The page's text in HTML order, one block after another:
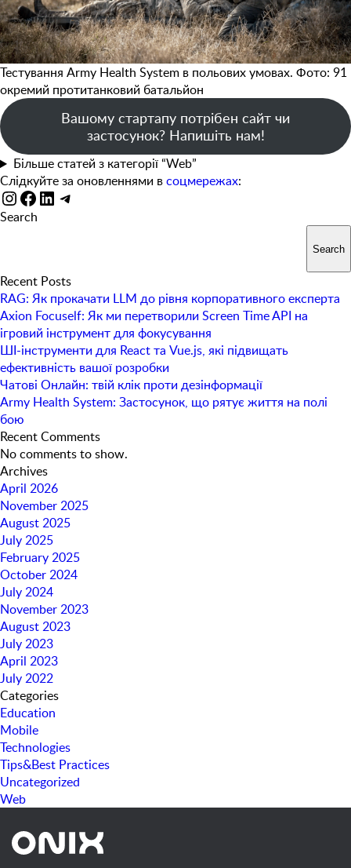
Тестування Army Health System в польових умовах. Фото: 91
окремий протитанковий батальйон
Вашому стартапу потрібен сайт чи
застосунок? Напишіть нам!
Більше статей з категорії “Web”
Слідкуйте за оновленнями всоцмережах:
Instagram
Facebook
LinkedIn
Telegram
Search
Search
Recent Posts
RAG: Як прокачати LLM до рівня корпоративного експерта
Axion Focuself: Як ми перетворили Screen Time API на
ігровий інструмент для фокусування
ШІ-інструменти для React та Vue.js, які підвищать
ефективність вашої розробки
Чатові Онлайн: твій клік проти дезінформації
Army Health System: Застосунок, що рятує життя на полі
бою
Recent Comments
No comments to show.
Archives
April 2026
November 2025
August 2025
July 2025
February 2025
October 2024
July 2024
November 2023
August 2023
July 2023
April 2023
July 2022
Categories
Education
Mobile
Technologies
Tips&Best Practices
Uncategorized
Web